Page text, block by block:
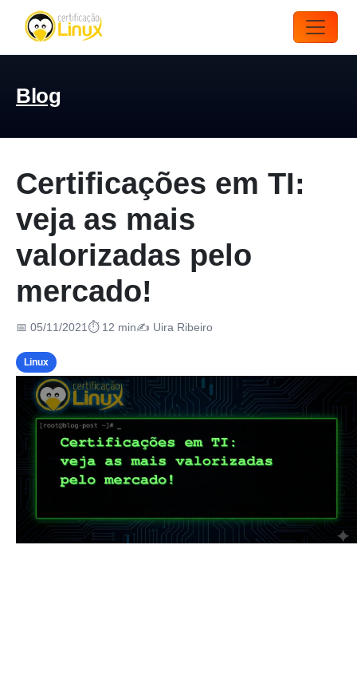
Blog
Certificações em TI:
veja as mais
valorizadas pelo
mercado!
📅 05/11/2021 ⏱ 12 min✍️ Uira Ribeiro
Linux